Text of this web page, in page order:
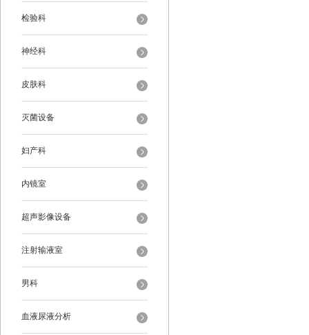
检验科
神经科
皮肤科
灭菌设备
妇产科
内镜室
超声影像设备
注射输液室
男科
血液尿液分析